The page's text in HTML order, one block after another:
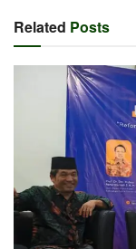
Related Posts